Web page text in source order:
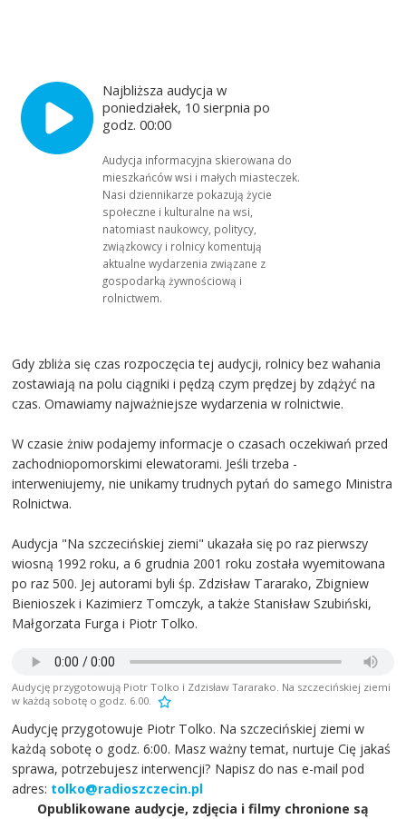
Najbliższa audycja w
poniedziałek, 10 sierpnia po
godz. 00:00
Audycja informacyjna skierowana do
mieszkańców wsi i małych miasteczek.
Nasi dziennikarze pokazują życie
społeczne i kulturalne na wsi,
natomiast naukowcy, politycy,
związkowcy i rolnicy komentują
aktualne wydarzenia związane z
gospodarką żywnościową i
rolnictwem.
Gdy zbliża się czas rozpoczęcia tej audycji, rolnicy bez wahania
zostawiają na polu ciągniki i pędzą czym prędzej by zdążyć na
czas. Omawiamy najważniejsze wydarzenia w rolnictwie.
W czasie żniw podajemy informacje o czasach oczekiwań przed
zachodniopomorskimi elewatorami. Jeśli trzeba -
interweniujemy, nie unikamy trudnych pytań do samego Ministra
Rolnictwa.
Audycja "Na szczecińskiej ziemi" ukazała się po raz pierwszy
wiosną 1992 roku, a 6 grudnia 2001 roku została wyemitowana
po raz 500. Jej autorami byli śp. Zdzisław Tararako, Zbigniew
Bienioszek i Kazimierz Tomczyk, a także Stanisław Szubiński,
Małgorzata Furga i Piotr Tolko.
Audycję przygotowują Piotr Tolko i Zdzisław Tararako. Na szczecińskiej ziemi
w każdą sobotę o godz. 6.00.
Audycję przygotowuje Piotr Tolko. Na szczecińskiej ziemi w
każdą sobotę o godz. 6:00. Masz ważny temat, nurtuje Cię jakaś
sprawa, potrzebujesz interwencji? Napisz do nas e-mail pod
adres: tolko@radioszczecin.pl
Opublikowane audycje, zdjęcia i filmy chronione są